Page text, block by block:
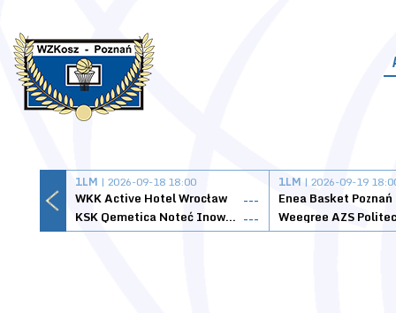
1LM | 2026-09-18 18:00
WKK Active Hotel Wrocław
---
KSK Qemetica Noteć Inowrocław ---
1LM | 2026-09-19
Enea Basket Poznań